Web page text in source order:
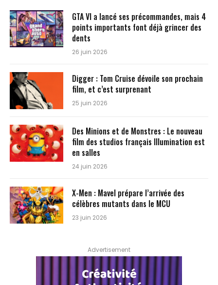
GTA VI a lancé ses précommandes, mais 4
points importants font déjà grincer des
dents
26 juin 2026
Digger : Tom Cruise dévoile son prochain
film, et c’est surprenant
25 juin 2026
Des Minions et de Monstres : Le nouveau
film des studios français Illumination est
en salles
24 juin 2026
X-Men : Mavel prépare l’arrivée des
célèbres mutants dans le MCU
23 juin 2026
Advertisement